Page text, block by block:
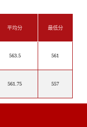
平均分 最低分
563.5 561
561.75 557